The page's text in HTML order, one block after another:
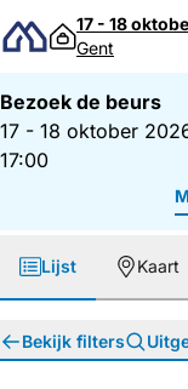
Direct naar
17 - 18
Gent
Bezoek de beurs
17 - 18 oktober
17:00
Lijst Kaart
Bekijk filters